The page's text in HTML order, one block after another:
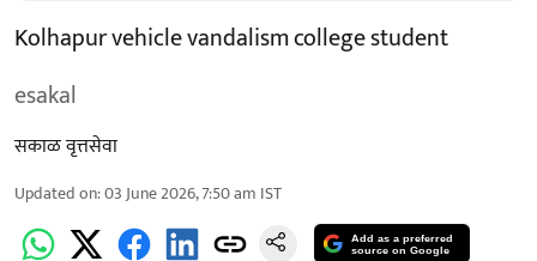
Kolhapur vehicle vandalism college student
esakal
सकाळ वृत्तसेवा
Updated on:03 June 2026, 7:50 am IST
Add as a preferred
source on Google